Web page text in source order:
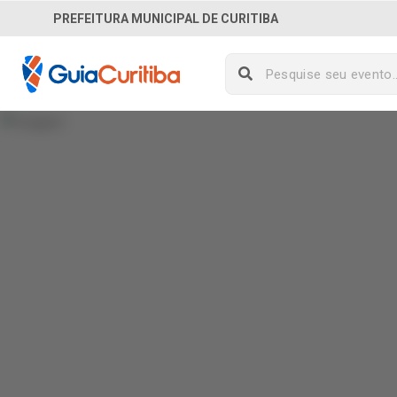
PREFEITURA MUNICIPAL DE CURITIBA